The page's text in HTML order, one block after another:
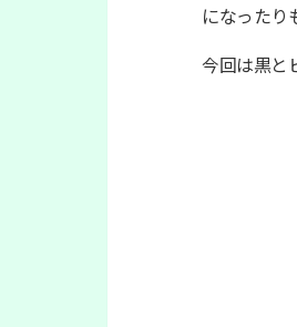
になったり
今回は黒と